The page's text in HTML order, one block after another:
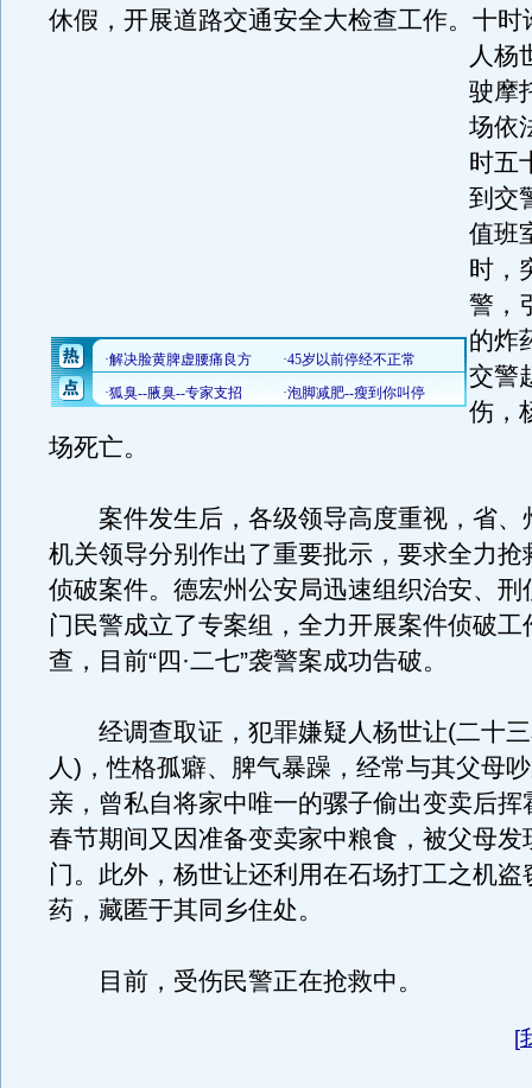
休假，开展道路交通安全大检查工作。 十时
人杨
驶摩
场依
时五
到交
值班
时，
警，
的炸
交警
伤，
场死亡。
案件发生后，各级领导高度重视，省、
机关领导分别作出了重要批示，要求全力抢
侦破案件。德宏州公安局迅速组织治安、刑
门民警成立了专案组，全力开展案件侦破工
查，目前“四·二七”袭警案成功告破。
经调查取证，犯罪嫌疑人杨世让(二十三
人)，性格孤癖、脾气暴躁，经常与其父母
亲，曾私自将家中唯一的骡子偷出变卖后挥
春节期间又因准备变卖家中粮食，被父母发
门。此外，杨世让还利用在石场打工之机盗
药，藏匿于其同乡住处。
目前，受伤民警正在抢救中。
[